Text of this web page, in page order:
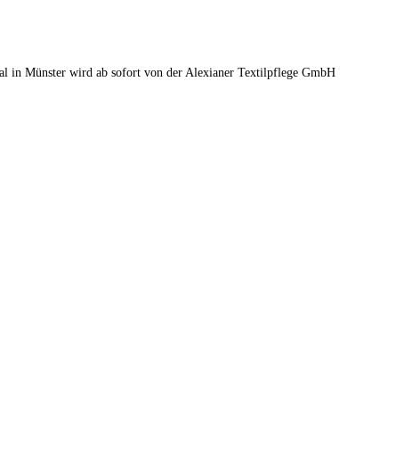
in Münster wird ab sofort von der Alexianer Textilpflege GmbH